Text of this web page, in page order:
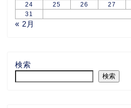
24
25 26 27
31
« 2月
検索
検索